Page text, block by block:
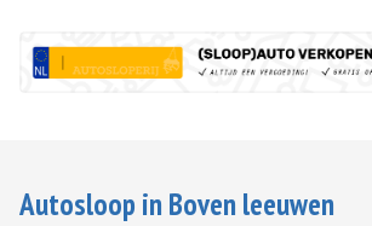
Autosloop in Boven leeuwen